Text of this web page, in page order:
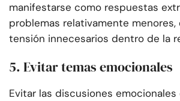
manifestarse como respuestas
problemas relativamente menores,
tensión innecesarios dentro de la
5. Evitar temas emocionales
Evitar las discusiones emocionales